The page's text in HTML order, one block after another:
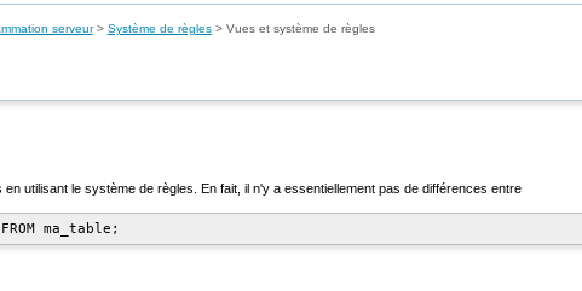
serveur> Système de règles> Vues et système de règles
utilisant le système de règles. En fait, il n'y a essentiellement pas de différences entre